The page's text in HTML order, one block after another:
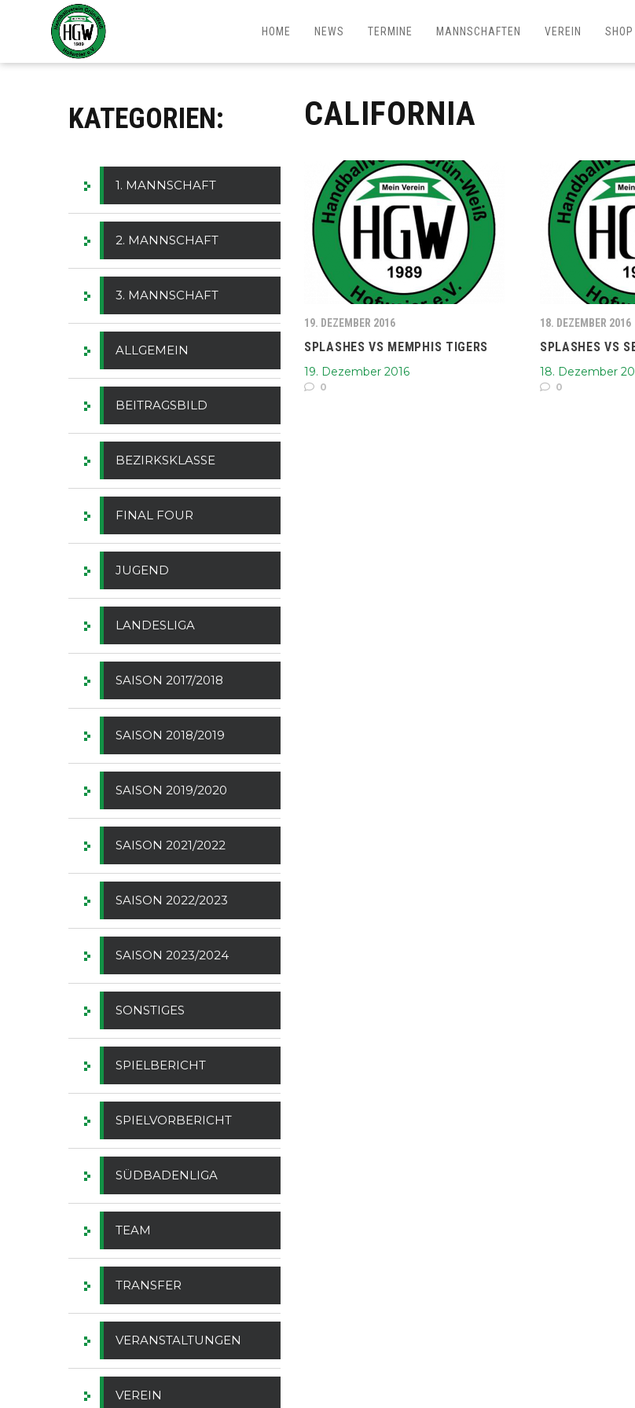
HOME NEWS TERMINE MANNSCHAFTEN VEREIN SHOP
CALIFORNIA
19. DEZEMBER 2016
SPLASHES VS MEMPHIS TIGERS
19. Dezember 2016
0
18. DEZEMBER 2016
SPLASHES VS
18. Dezember
0
KATEGORIEN:
1. MANNSCHAFT
2. MANNSCHAFT
3. MANNSCHAFT
ALLGEMEIN
BEITRAGSBILD
BEZIRKSKLASSE
FINAL FOUR
JUGEND
LANDESLIGA
SAISON 2017/2018
SAISON 2018/2019
SAISON 2019/2020
SAISON 2021/2022
SAISON 2022/2023
SAISON 2023/2024
SONSTIGES
SPIELBERICHT
SPIELVORBERICHT
SÜDBADENLIGA
TEAM
TRANSFER
VERANSTALTUNGEN
VEREIN